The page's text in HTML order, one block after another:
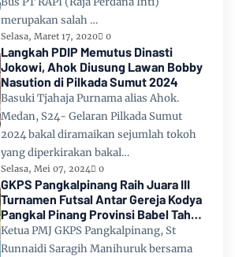
merupakan salah …
Selasa, Maret 17, 2020 0
Langkah PDIP Memutus Dinasti
Jokowi, Ahok Diusung Lawan Bobby
Nasution di Pilkada Sumut 2024
Basuki Tjahaja Purnama alias Ahok.
Medan, S24- Gelaran Pilkada Sumut
2024 bakal diramaikan sejumlah tokoh
yang diperkirakan bakal…
Selasa, Mei 07, 2024 0
GKPS Pangkalpinang Raih Juara III
Turnamen Futsal Antar Gereja Kodya
Pangkal Pinang Provinsi Babel Tahun
2024
Ketua PMJ GKPS Pangkalpinang, St
Runnaidi Saragih Manihuruk bersama